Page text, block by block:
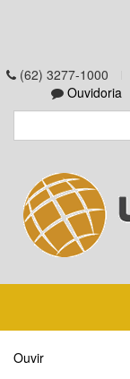
(62) 3277-1000
Ouvidoria
Ouvir